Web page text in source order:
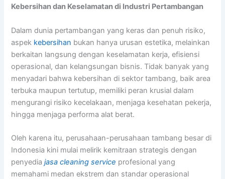
Kebersihan dan Keselamatan di Industri Pertambangan
Dalam dunia pertambangan yang keras dan penuh risiko,
aspek kebersihan bukan hanya urusan estetika, melainkan
berkaitan langsung dengan keselamatan kerja, efisiensi
operasional, dan kelangsungan bisnis. Tidak banyak yang
menyadari bahwa kebersihan di sektor tambang, baik area
terbuka maupun tertutup, memiliki peran krusial dalam
mengurangi risiko kecelakaan, menjaga kesehatan pekerja,
hingga menjaga performa alat berat.
Oleh karena itu, perusahaan-perusahaan tambang besar di
Indonesia kini mulai melirik kemitraan strategis dengan
penyediajasa cleaning service profesional yang
memahami medan ekstrem dan standar operasional